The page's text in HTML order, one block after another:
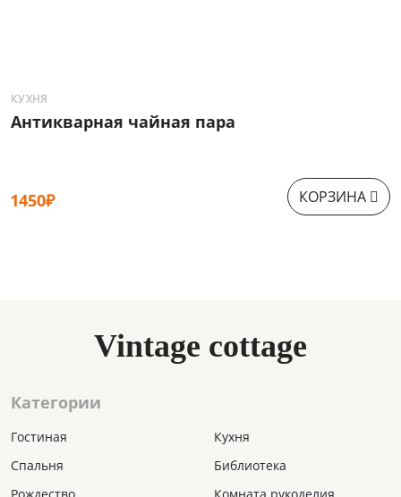
КУХНЯ
Антикварная чайная пара
1450₽ КОРЗИНА
Vintage cottage
Категории
Гостиная
Спальня
Кухня
Библиотека